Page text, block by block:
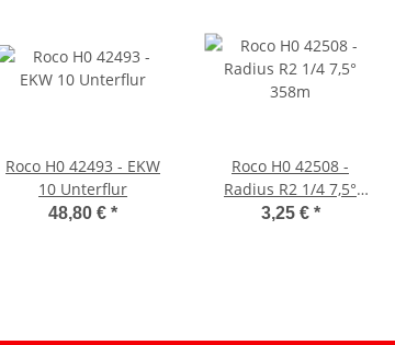
Roco H0 42493 - EKW
10 Unterflur
48,80 €*
Roco H0 42508 -
Radius R2 1/4 7,5°
358m
3,25 € *